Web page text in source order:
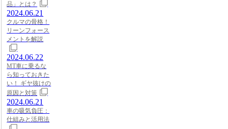
品」とは？
2024.06.21
クルマの骨格！
リーンフォース
メントを解説
2024.06.22
MT車に乗るな
ら知っておきた
い！ ギヤ抜けの
原因と対策
2024.06.21
車の吸気負圧：
仕組みと活用法